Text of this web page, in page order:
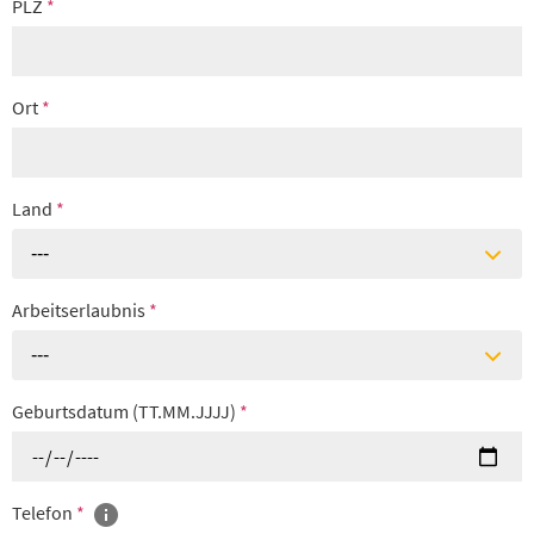
PLZ *
Ort *
Land *
---
Arbeitserlaubnis *
---
Geburtsdatum (TT.MM.JJJJ) *
Telefon *